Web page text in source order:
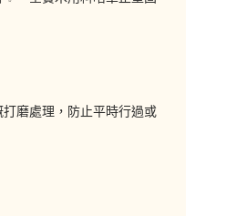
磨處理，防止平時行過或